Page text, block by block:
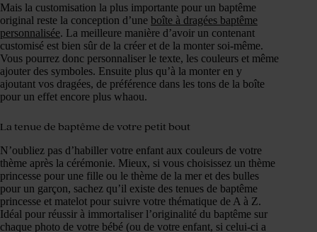
Mais la customisation la plus importante pour un baptême
original reste la conception d’une boîte à dragées baptême
personnalisée. La meilleure manière d’avoir un contenant
customisé est bien sûr de la créer et de la monter soi-même.
Vous pourrez donc personnaliser le texte, les couleurs et même
ajouter des symboles. Ensuite plus qu’à la monter en y
ajoutant vos dragées, de préférence dans les tons de la boîte
pour un effet encore plus whaou.
La tenue de baptême de votre petit bout
N’oubliez pas d’habiller votre enfant aux couleurs de votre
thème après la cérémonie. Mieux, si vous choisissez un thème
princesse pour une fille ou le thème de la mer et des bulles
pour un garçon, sachez qu’il existe des tenues de baptême
princesse et matelot pour suivre votre thématique de A à Z.
Idéal pour réussir à immortaliser l’originalité du baptême sur
chaque photo de votre bébé (ou de votre enfant, si celui-ci a